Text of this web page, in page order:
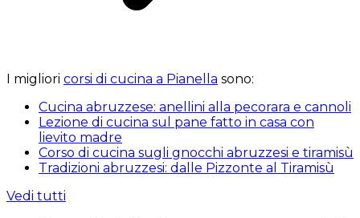
I migliori corsi di cucina a Pianella sono:
Cucina abruzzese: anellini alla pecorara e cannoli
Lezione di cucina sul pane fatto in casa con
lievito madre
Corso di cucina sugli gnocchi abruzzesi e tiramisù
Tradizioni abruzzesi: dalle Pizzonte al Tiramisù
Vedi tutti